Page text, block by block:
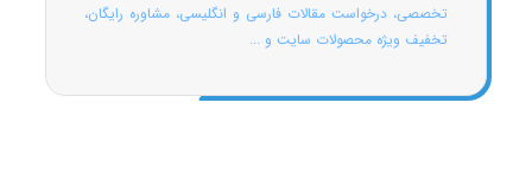
تخصصی، درخواست مقالات فارسی و انگلیسی، مشاوره رایگان،
تخفیف ویژه محصولات سایت و ...